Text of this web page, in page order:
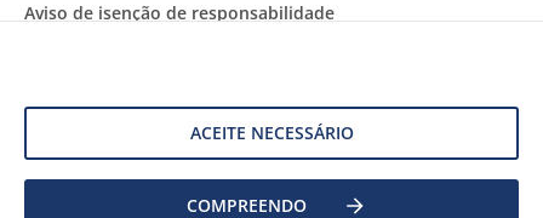
ACEITE NECESSÁRIO
COMPREENDO
2026 Allnex Netherlands B.V.
Aviso de isenção de responsabilidade
Proteção de dados